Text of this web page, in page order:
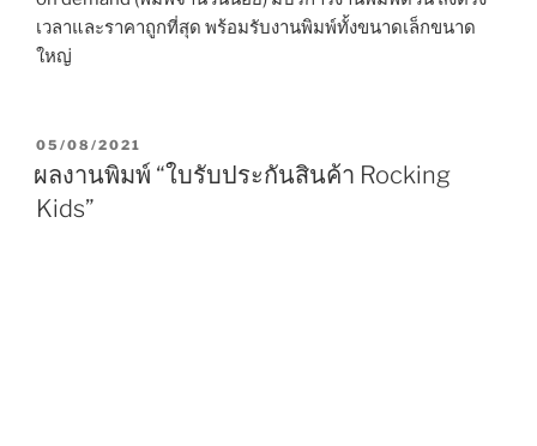
เวลาและราคาถูกที่สุด พร้อมรับงานพิมพ์ทั้งขนาดเล็กขนาด
ใหญ่
P
S
T
05/08/2021
ผลงานพิมพ์ “ใบรับประกันสินค้า Rocking
Kids”